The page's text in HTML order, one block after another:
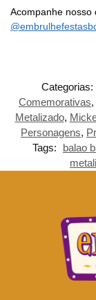
Acompanhe nosso
Categorias:
Comemorativas,
Metalizado,
Personagens,
Tags:
balao